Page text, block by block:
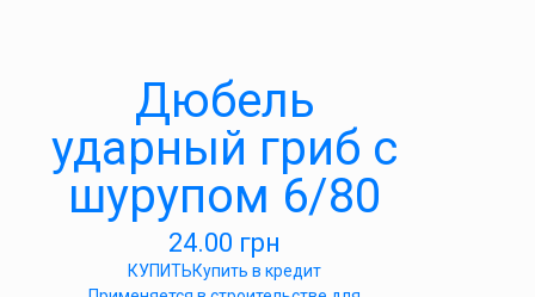
Дюбель
ударный гриб с
шурупом 6/80
24.00 грн
КУПИТЬКупить в кредит